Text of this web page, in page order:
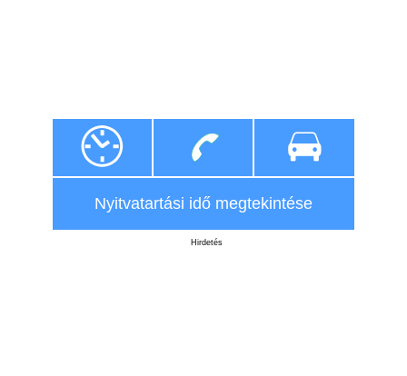
Nyitvatartási idő megtekintése
Hirdetés